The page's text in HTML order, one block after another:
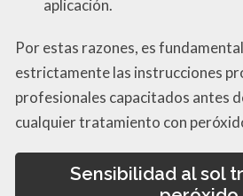
aplicación.
Por estas razones, es
estrictamente las instrucciones
profesionales capacitados antes
cualquier tratamiento con
Sensibilidad al sol